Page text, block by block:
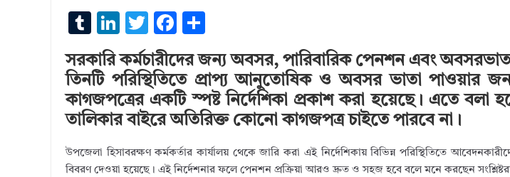
T
u
m
bl
r
Li
k
e
dI
T
w
it
te
r
F
e
b
o
k
ar
e
সরকারি কর্মচারীদের জন্য অবসর, পারিবারিক পেনশন এবং
তিনটি পরিস্থিতিতে প্রাপ্য আনুতোষিক ও অবসর ভাতা পাওয়ার
কাগজপত্রের একটি স্পষ্ট নির্দেশিকা প্রকাশ করা হয়েছে। এতে বলা
তালিকার বাইরে অতিরিক্ত কোনো কাগজপত্র চাইতে পারবে না।
উপজেলা হিসাবরক্ষণ কর্মকর্তার কার্যালয় থেকে জারি করা এই নির্দেশিকায় বিভিন্ন পরিস্থিতিতে
বিবরণ দেওয়া হয়েছে। এই নির্দেশনার ফলে পেনশন প্রক্রিয়া আরও দ্রুত ও সহজ হবে বলে মনে করছেন